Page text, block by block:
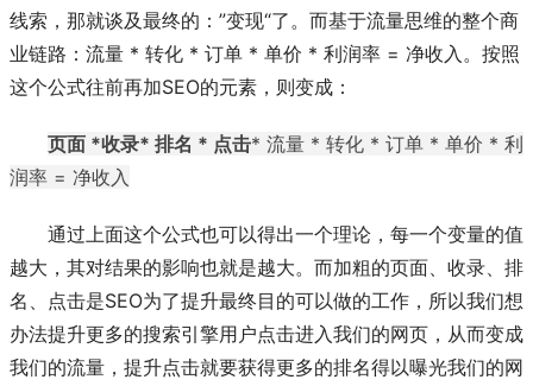
线索，那就谈及最终的：”变现“了。而基于流量思维的整个商
业链路：流量 * 转化 * 订单 * 单价 * 利润率 = 净收入。按照
这个公式往前再加SEO的元素，则变成：
页面 *收录* 排名 * 点击* 流量 * 转化 * 订单 * 单价 * 利
润率 = 净收入
通过上面这个公式也可以得出一个理论，每一个变量的值
越大，其对结果的影响也就是越大。而加粗的页面、收录、排
名、点击是SEO为了提升最终目的可以做的工作，所以我们想
办法提升更多的搜索引擎用户点击进入我们的网页，从而变成
我们的流量，提升点击就要获得更多的排名得以曝光我们的网